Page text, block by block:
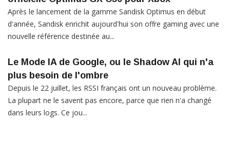
Après le lancement de la gamme Sandisk Optimus en début
d'année, Sandisk enrichit aujourd'hui son offre gaming avec une
nouvelle référence destinée au...
Le Mode IA de Google, ou le Shadow AI qui n'a
plus besoin de l'ombre
Depuis le 22 juillet, les RSSI français ont un nouveau problème.
La plupart ne le savent pas encore, parce que rien n'a changé
dans leurs logs. Ce jou...